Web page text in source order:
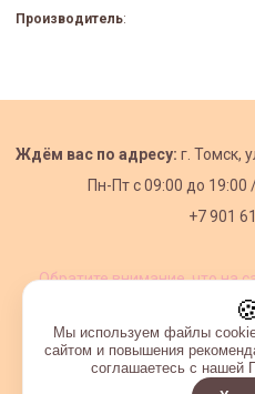
Производитель:
Ждём вас по адресу: г. Томск,
Пн-Пт с09:00 до 19:00
+7 901
Обратите внимание, что на
Мы используем файлы
сайтом и повышения
соглашаетесь с нашей